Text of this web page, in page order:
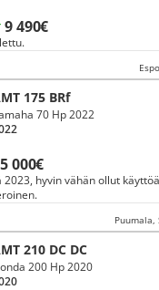
9 490€
175 BRf
000€
70 Hp 2022
hyvin vähän ollut
Puumala,
210 DC DC
200 Hp 2020